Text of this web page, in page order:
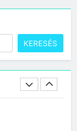
KERESÉS